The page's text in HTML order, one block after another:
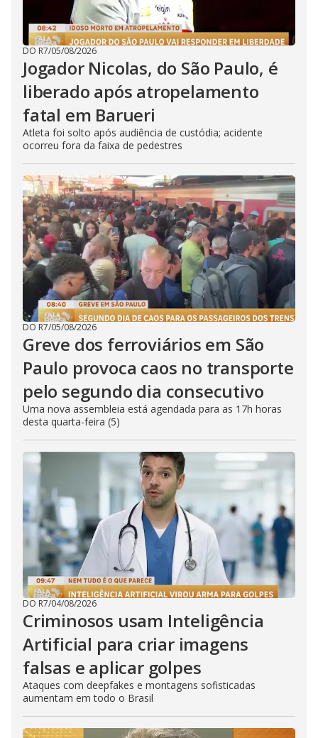
DO R7/05/08/2026
Jogador Nicolas, do São Paulo, é
liberado após atropelamento
fatal em Barueri
Atleta foi solto após audiência de custódia; acidente
ocorreu fora da faixa de pedestres
DO R7/05/08/2026
Greve dos ferroviários em São
Paulo provoca caos no transporte
pelo segundo dia consecutivo
Uma nova assembleia está agendada para as 17h horas
desta quarta-feira (5)
DO R7/04/08/2026
Criminosos usam Inteligência
Artificial para criar imagens
falsas e aplicar golpes
Ataques com deepfakes e montagens sofisticadas
aumentam em todo o Brasil